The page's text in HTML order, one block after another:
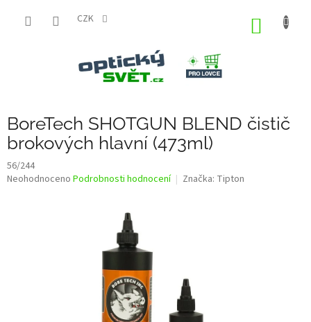
CZK
BoreTech SHOTGUN BLEND čistič
brokových hlavní (473ml)
56/244
Průměrné
Neohodnoceno Podrobnosti hodnocení Značka: Tipton